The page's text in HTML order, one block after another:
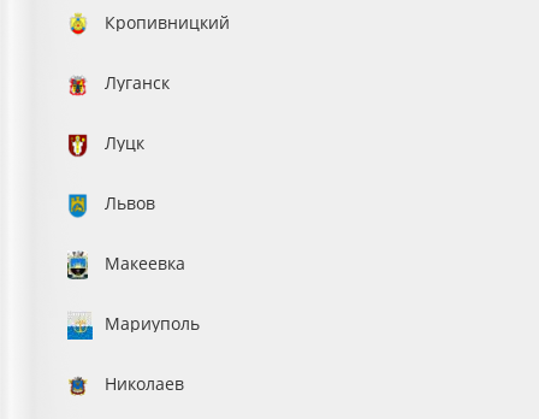
Кропивницкий
Луганск
Луцк
Львов
Макеевка
Мариуполь
Николаев